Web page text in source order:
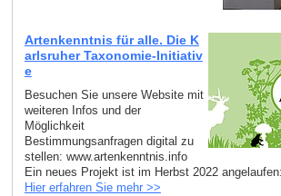
Artenkenntnis für alle. Die K
arlsruher Taxonomie-Initiativ
e
Besuchen Sie unsere Website mit
weiteren Infos und der
Möglichkeit
Bestimmungsanfragen digital zu
stellen: www.artenkenntnis.info
Ein neues Projekt ist im Herbst 2022
Hier erfahren Sie mehr >>